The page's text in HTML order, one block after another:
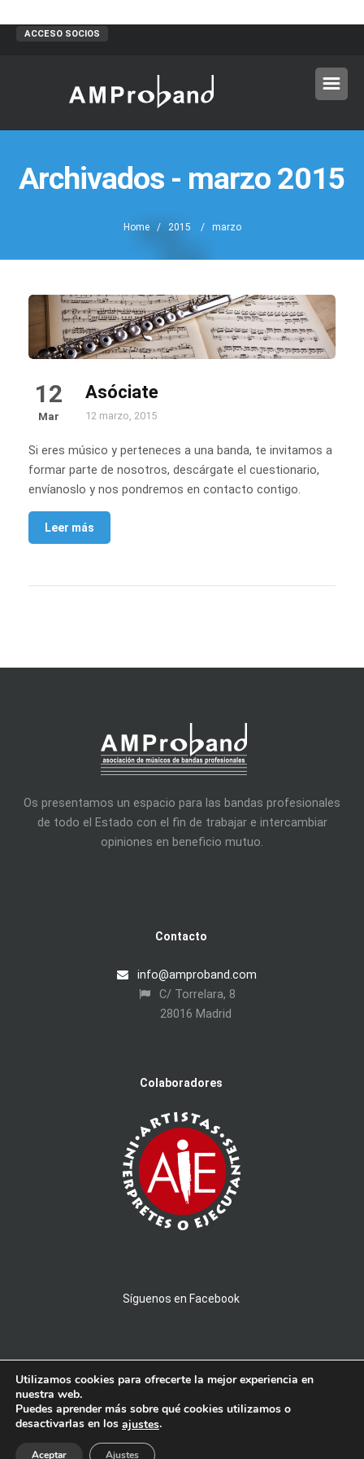
ACCESO SOCIOS
Archivados - marzo 2015
Home/ 2015 / marzo
12
Mar
Asóciate
12 marzo, 2015
Si eres músico y perteneces a una banda, te invitamos a
formar parte de nosotros, descárgate el cuestionario,
envíanoslo y nos pondremos en contacto contigo.
Leer más
Os presentamos un espacio para las bandas profesionales
de todo el Estado con el fin de trabajar e intercambiar
opiniones en beneficio mutuo.
Contacto
info@amproband.com
C/ Torrelara, 8
28016 Madrid
Colaboradores
Síguenos en Facebook
© 2026 AMPROBAND - Todos los derechos reservados - Powered by
Utilizamos cookies para ofrecerte la mejor experiencia en
nuestra web.
Puedes aprender más sobre qué cookies utilizamos o
desactivarlas en los ajustes.
Aceptar Ajustes